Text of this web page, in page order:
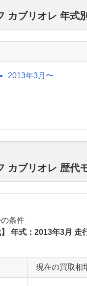
カブリオレ 年式
2013年3月〜
カブリオレ 歴
条件
】 年式：2013年3月 走
現在の買取相